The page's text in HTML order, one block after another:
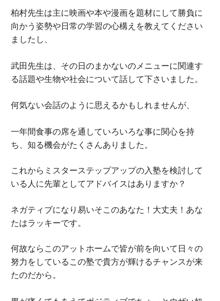
柏村先生は主に映画や本や漫画を題材にして勝負に
向かう姿勢や日常の学習の心構えを教えてください
ましたし、
武田先生は、その日のまかないのメニューに関連す
る話題や生物や社会について話して下さいました。
何気ない会話のように思えるかもしれませんが、
一年間食事の席を通していろいろな事に関心を持
ち、知る機会がたくさんありました。
これからミスターステップアップの入塾を検討して
いる人に先輩としてアドバイスはありますか？
ネガティブになり易いそこのあなた！大丈夫！あな
たはラッキーです。
何故ならこのアットホームで皆が前を向いて日々の
努力をしているこの塾で貴方が輝けるチャンスが来
たのだから。